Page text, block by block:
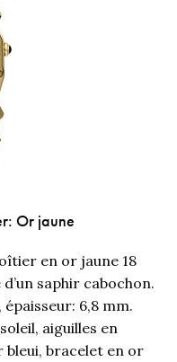
Or jaune
en or jaune 18
saphir cabochon.
épaisseur: 6,8 mm.
aiguilles en
bleui, bracelet en or